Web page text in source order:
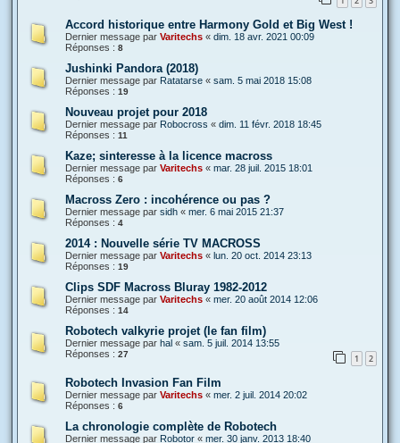
Accord historique entre Harmony Gold et Big West !
Dernier message par Varitechs « dim. 18 avr. 2021 00:09
Réponses : 8
Jushinki Pandora (2018)
Dernier message par Ratatarse « sam. 5 mai 2018 15:08
Réponses : 19
Nouveau projet pour 2018
Dernier message par Robocross « dim. 11 févr. 2018 18:45
Réponses : 11
Kaze; sinteresse à la licence macross
Dernier message par Varitechs « mar. 28 juil. 2015 18:01
Réponses : 6
Macross Zero : incohérence ou pas ?
Dernier message par sidh « mer. 6 mai 2015 21:37
Réponses : 4
2014 : Nouvelle série TV MACROSS
Dernier message par Varitechs « lun. 20 oct. 2014 23:13
Réponses : 19
Clips SDF Macross Bluray 1982-2012
Dernier message par Varitechs « mer. 20 août 2014 12:06
Réponses : 14
Robotech valkyrie projet (le fan film)
Dernier message par hal « sam. 5 juil. 2014 13:55
Réponses : 27 1 2
Robotech Invasion Fan Film
Dernier message par Varitechs « mer. 2 juil. 2014 20:02
Réponses : 6
La chronologie complète de Robotech
Dernier message par Robotor « mer. 30 janv. 2013 18:40